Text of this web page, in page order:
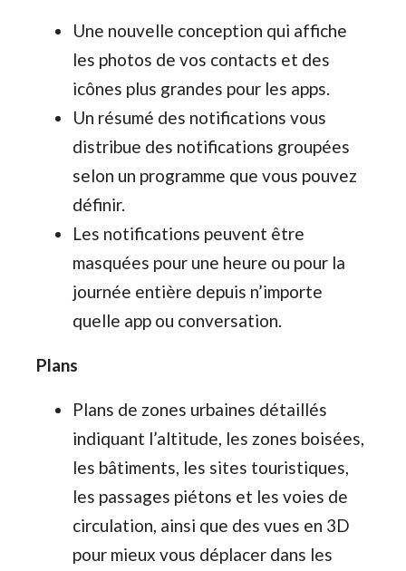
Une nouvelle conception qui affiche
les photos de vos contacts et des
icônes plus grandes pour les apps.
Un résumé des notifications vous
distribue des notifications groupées
selon un programme que vous pouvez
définir.
Les notifications peuvent être
masquées pour une heure ou pour la
journée entière depuis n’importe
quelle app ou conversation.
Plans
Plans de zones urbaines détaillés
indiquant l’altitude, les zones boisées,
les bâtiments, les sites touristiques,
les passages piétons et les voies de
circulation, ainsi que des vues en 3D
pour mieux vous déplacer dans les